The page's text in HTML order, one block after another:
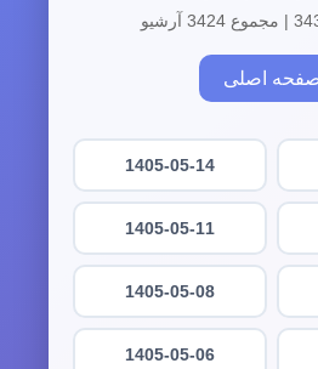
اصلی
1405-05-14
1405-05-11
1405-05-08
1405-05-06